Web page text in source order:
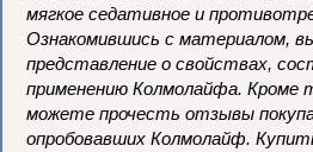
мягкое седативное и
Ознакомившись с материалом,
представление о свойствах,
применению Колмолайфа. Кроме
можете прочесть отзывы
опробовавших Колмолайф.